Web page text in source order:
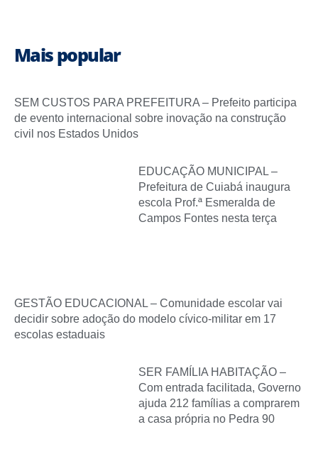
Mais popular
SEM CUSTOS PARA PREFEITURA – Prefeito participa
de evento internacional sobre inovação na construção
civil nos Estados Unidos
EDUCAÇÃO MUNICIPAL –
Prefeitura de Cuiabá inaugura
escola Prof.ª Esmeralda de
Campos Fontes nesta terça
GESTÃO EDUCACIONAL – Comunidade escolar vai
decidir sobre adoção do modelo cívico-militar em 17
escolas estaduais
SER FAMÍLIA HABITAÇÃO –
Com entrada facilitada, Governo
ajuda 212 famílias a comprarem
a casa própria no Pedra 90